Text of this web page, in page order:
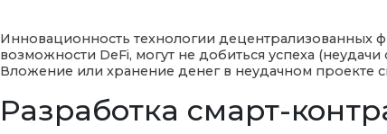
Инновационность технологии децентрализованных
возможности DeFi, могут не добиться успеха
Вложение или хранение денег в неудачном проекте
Разработка смарт-